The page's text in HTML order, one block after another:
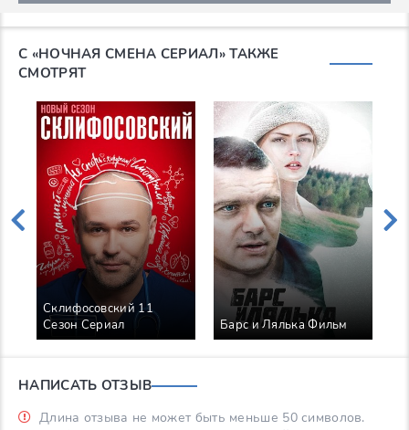
С «НОЧНАЯ СМЕНА СЕРИАЛ» ТАКЖЕ
СМОТРЯТ
Склифосовский 11
Сезон Сериал
Барс и Лялька Фильм
НАПИСАТЬ ОТЗЫВ
Длина отзыва не может быть меньше 50 символов.